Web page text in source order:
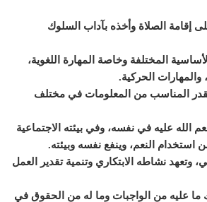
إقامة الصلاة وأخذه بآداب السلوك
المختلفة وخاصة المهارة اللغوية،
والمهارات الحركية.
المناسب من المعلومات في مختلف
الله عليه في نفسه، وفي بيئته الاجتماعية
استخدام النعم، وينفع نفسه وبيئته.
وتعهد نشاطه الابتكاري وتنمية تقدير العمل
ما عليه من الواجبات وما له من الحقوق في